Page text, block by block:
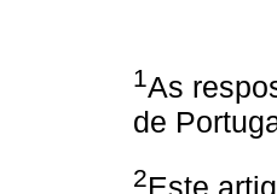
1As
de
2